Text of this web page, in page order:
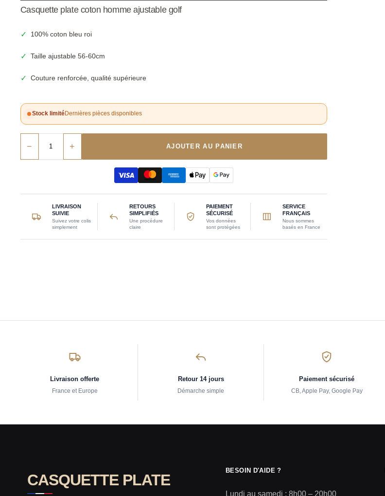
Casquette plate coton homme ajustable golf
✓ 100% coton bleu roi
✓ Taille ajustable 56-60cm
✓ Couture renforcée, qualité supérieure
Stock limitéDernières pièces disponibles
− + AJOUTER AU PANIER
LIVRAISON
SUIVIE
Suivez votre colis
simplement
RETOURS
SIMPLIFIÉS
Une procédure
claire
PAIEMENT
SÉCURISÉ
Vos données
sont protégées
SERVICE
FRANÇAIS
Nous sommes
basés en France
Livraison offerte
France et Europe
Retour 14 jours
Démarche simple
Paiement sécurisé
CB, Apple Pay, Google Pay
CASQUETTE PLATE
BESOIN D'AIDE ?
Lundi au samedi : 8h00 – 20h00